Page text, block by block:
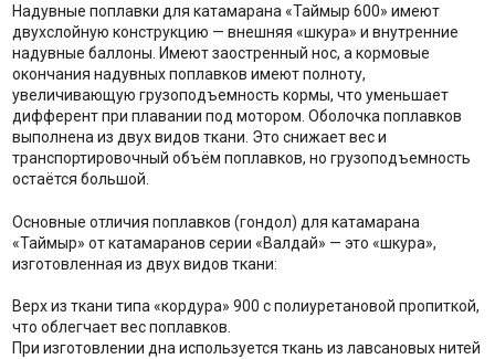
Надувные поплавки для катамарана «Таймыр 600» имеют
двухслойную конструкцию — внешняя «шкура» и внутренние
надувные баллоны. Имеют заостренный нос, а кормовые
окончания надувных поплавков имеют полноту,
увеличивающую грузоподъемность кормы, что уменьшает
дифферент при плавании под мотором. Оболочка поплавков
выполнена из двух видов ткани. Это снижает вес и
транспортировочный объём поплавков, но грузоподъемность
остаётся большой.
Основные отличия поплавков (гондол) для катамарана
«Таймыр» от катамаранов серии «Валдай» — это «шкура»,
изготовленная из двух видов ткани:
Верх из ткани типа «кордура» 900 с полиуретановой пропиткой,
что облегчает вес поплавков.
При изготовлении дна используется ткань из лавсановых нитей